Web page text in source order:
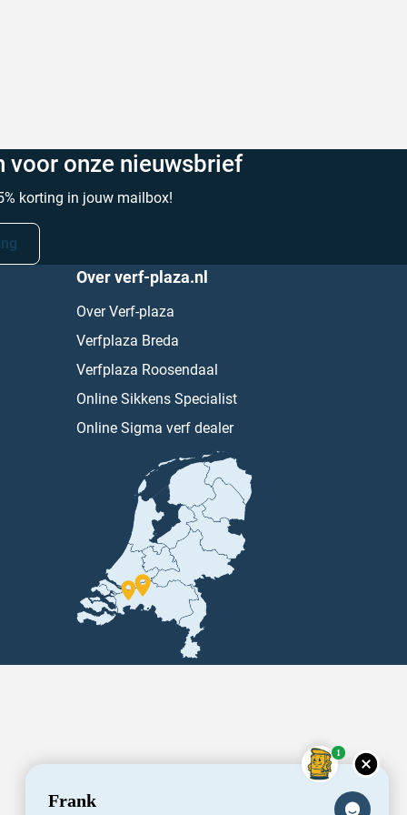
voor onze nieuwsbrief
korting in jouw mailbox!
Over verf-plaza.nl
Over Verf-plaza
Verfplaza Breda
Verfplaza Roosendaal
Online Sikkens Specialist
Online Sigma verf dealer
1
Frank